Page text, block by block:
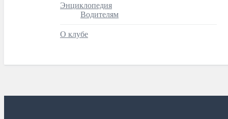
Энциклопедия
Водителям
О клубе